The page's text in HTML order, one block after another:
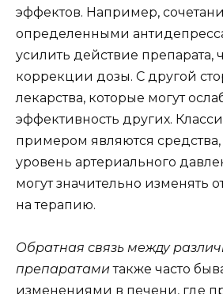
эффектов. Например,
определенными
усилить действие препарата,
коррекции дозы. С другой
лекарства, которые могут
эффективность других.
примером являются
уровень артериального
могут значительно изменять
на терапию.
Обратная связь между
препаратамитакже часто
изменениями в печени, где